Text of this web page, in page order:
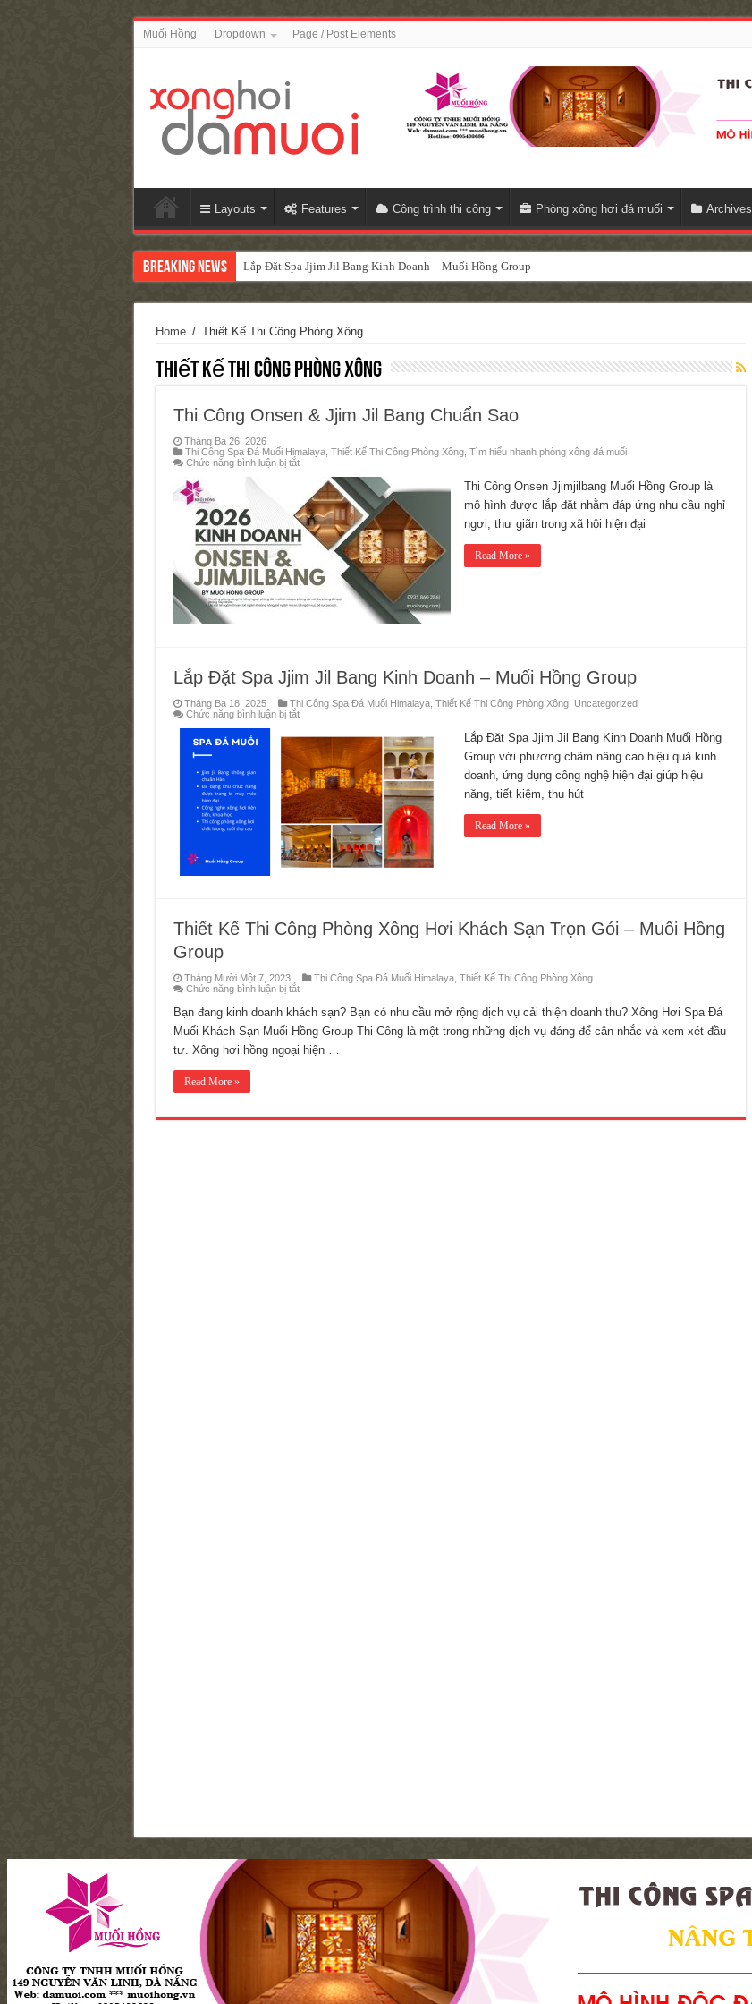
Muối Hồng Dropdown Page / Post Elements
Layouts Features Công trình thi công Phòng xông hơi đá muối Archives
Breaking News Lắp Đặt Spa Jjim Jil Bang Kinh Doanh – Muối Hồng Group
Home / Thiết Kế Thi Công Phòng Xông
Thiết Kế Thi Công Phòng Xông
Thi Công Onsen & Jjim Jil Bang Chuẩn Sao
Tháng Ba 26, 2026
Thi Công Spa Đá Muối Himalaya, Thiết Kế Thi Công Phòng Xông, Tìm hiểu nhanh phòng xông đá muối
Chức năng bình luận bị tắtở
Onsen
&
Jjim
Jil
Bang
Chuẩn
Thi Công Onsen Jjimjilbang Muối Hồng Group là
mô hình được lắp đặt nhằm đáp ứng nhu cầu nghỉ
ngơi, thư giãn trong xã hội hiện đại
Read More »
Lắp Đặt Spa Jjim Jil Bang Kinh Doanh – Muối Hồng Group
Tháng Ba 18, 2025 Thi Công Spa Đá Muối Himalaya, Thiết Kế Thi Công Phòng Xông, Uncategorized
Chức năng bình luận bị tắtở
Đặt
Spa
Jjim
Bang
Kinh
Doanh
–
Muối
Hồng
Group
Lắp Đặt Spa Jjim Jil Bang Kinh Doanh Muối Hồng
Group với phương châm nâng cao hiệu quả kinh
doanh, ứng dụng công nghệ hiện đại giúp hiệu
năng, tiết kiệm, thu hút
Read More »
Thiết Kế Thi Công Phòng Xông Hơi Khách Sạn Trọn Gói – Muối Hồng
Group
Tháng Mười Một 7, 2023 Thi Công Spa Đá Muối Himalaya, Thiết Kế Thi Công Phòng Xông
Chức năng bình luận bị tắtở
Kế
Thi
Công
Phòng
Xông
–
Bạn đang kinh doanh khách sạn? Bạn có nhu cầu mở rộng dịch vụ cải thiện doanh thu? Xông Hơi Spa Đá
Muối Khách Sạn Muối Hồng Group Thi Công là một trong những dịch vụ đáng để cân nhắc và xem xét đầu
tư. Xông hơi hồng ngoại hiện …
Read More »